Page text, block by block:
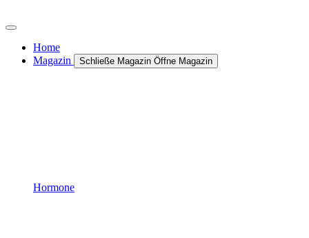
Inhalt
Home
Magazin
Schließe Magazin Öffne Magazin
Hormone